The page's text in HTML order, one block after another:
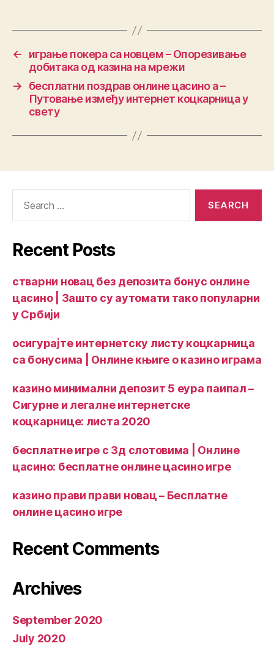
←
играње покера са новцем – Опорезивање
добитака од казина на мрежи
→
бесплатни поздрав онлине цасино а –
Путовање између интернет коцкарница у
свету
Recent Posts
стварни новац без депозита бонус онлине
цасино | Зашто су аутомати тако популарни
у Србији
осигурајте интернетску листу коцкарница
са бонусима | Онлине књиге о казино играма
казино минимални депозит 5 еура паипал –
Сигурне и легалне интернетске
коцкарнице: листа 2020
бесплатне игре с 3д слотовима | Онлине
цасино: бесплатне онлине цасино игре
казино прави прави новац – Бесплатне
онлине цасино игре
Recent Comments
Archives
September 2020
July 2020